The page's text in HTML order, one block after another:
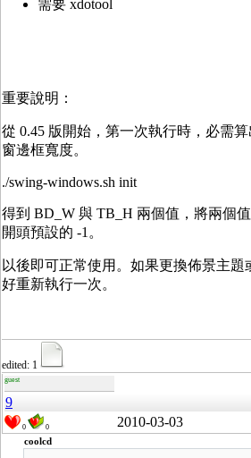
需要 xdotool
重要說明：
從 0.45 版開始，第一次執行時，必需
窗邊框寬度。
./swing-windows.sh init
得到 BD_W 與 TB_H 兩個值，將兩個
開頭預設的 -1。
以後即可正常使用。如果更換佈景主題
好重新執行一次。
edited: 1
guest
9
0 0 2010-03-03
coolcd